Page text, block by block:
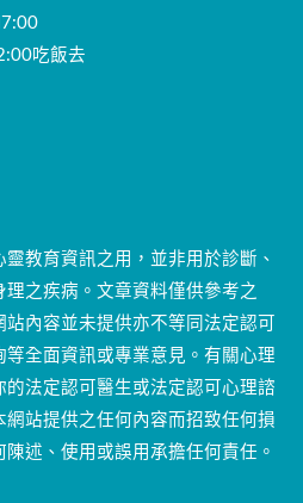
吃飯去
教育資訊之用，並非用於診斷、
之疾病。文章資料僅供參考之
內容並未提供亦不等同法定認可
全面資訊或專業意見。有關心理
法定認可醫生或法定認可心理諮
站提供之任何內容而招致任何損
述、使用或誤用承擔任何責任。